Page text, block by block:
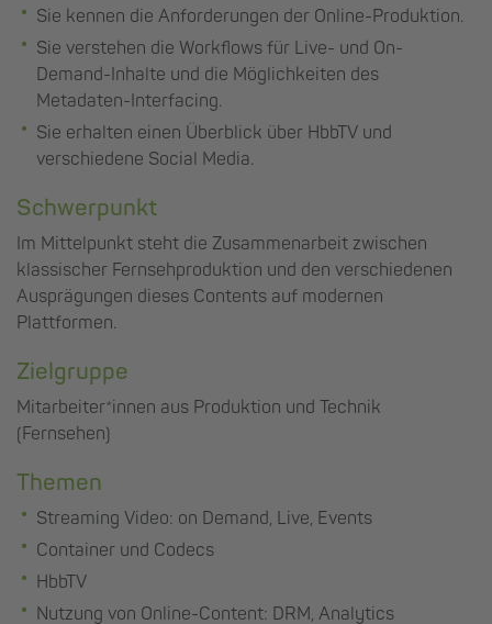
Sie kennen die Anforderungen der Online-Produktion.
Sie verstehen die Workflows für Live- und On-
Demand-Inhalte und die Möglichkeiten des
Metadaten-Interfacing.
Sie erhalten einen Überblick über HbbTV und
verschiedene Social Media.
Schwerpunkt
Im Mittelpunkt steht die Zusammenarbeit zwischen
klassischer Fernsehproduktion und den verschiedenen
Ausprägungen dieses Contents auf modernen
Plattformen.
Zielgruppe
Mitarbeiter*innen aus Produktion und Technik
(Fernsehen)
Themen
Streaming Video: on Demand, Live, Events
Container und Codecs
HbbTV
Nutzung von Online-Content: DRM, Analytics